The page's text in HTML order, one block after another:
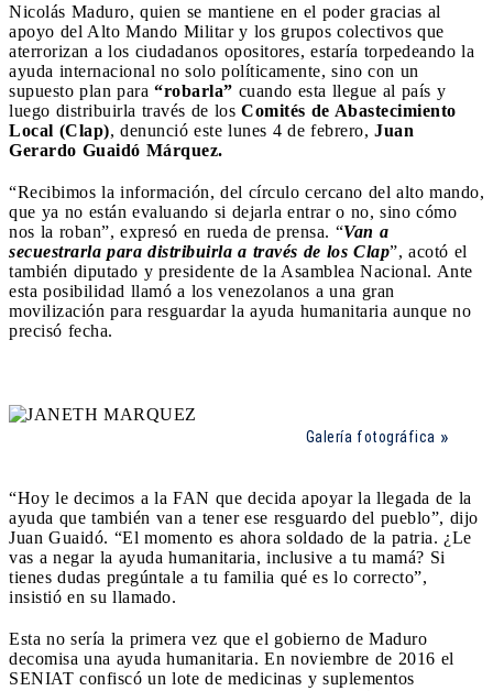
Nicolás Maduro, quien se mantiene en el poder gracias al
apoyo del Alto Mando Militar y los grupos colectivos que
aterrorizan a los ciudadanos opositores, estaría torpedeando la
ayuda internacional no solo políticamente, sino con un
supuesto plan para “robarla” cuando esta llegue al país y
luego distribuirla través de los Comités de Abastecimiento
Local (Clap), denunció este lunes 4 de febrero, Juan
Gerardo Guaidó Márquez.
“Recibimos la información, del círculo cercano del alto mando,
que ya no están evaluando si dejarla entrar o no, sino cómo
nos la roban”, expresó en rueda de prensa. “Van a
secuestrarla para distribuirla a través de los Clap”, acotó el
también diputado y presidente de la Asamblea Nacional. Ante
esta posibilidad llamó a los venezolanos a una gran
movilización para resguardar la ayuda humanitaria aunque no
precisó fecha.
Galería fotográfica
“Hoy le decimos a la FAN que decida apoyar la llegada de la
ayuda que también van a tener ese resguardo del pueblo”, dijo
Juan Guaidó. “El momento es ahora soldado de la patria. ¿Le
vas a negar la ayuda humanitaria, inclusive a tu mamá? Si
tienes dudas pregúntale a tu familia qué es lo correcto”,
insistió en su llamado.
Esta no sería la primera vez que el gobierno de Maduro
decomisa una ayuda humanitaria. En noviembre de 2016 el
SENIAT confiscó un lote de medicinas y suplementos